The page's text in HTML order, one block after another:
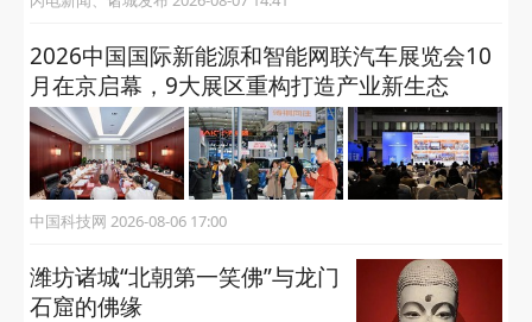
2026中国国际新能源和智能网联汽车展览会10
月在京启幕，9大展区重构打造产业新生态
中国科技网 2026-08-06 17:00
潍坊诸城“‌北朝第一笑佛‌”与龙门
石窟的佛缘